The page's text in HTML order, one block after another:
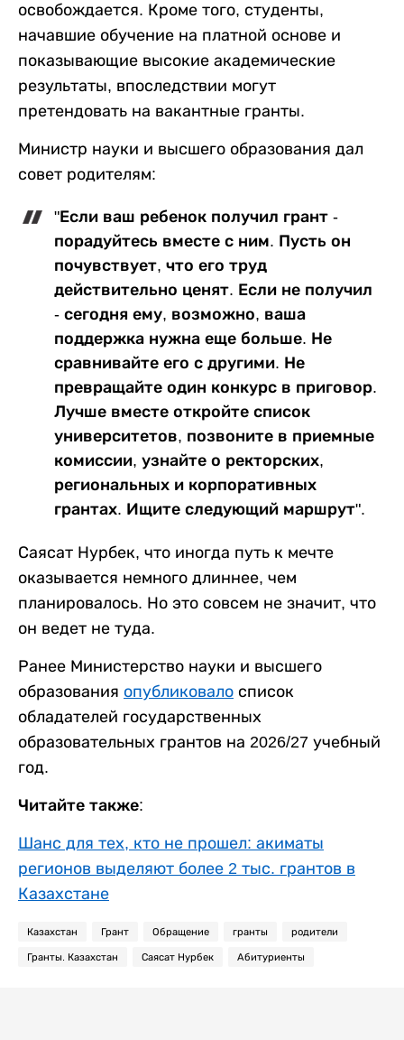
освобождается. Кроме того, студенты,
начавшие обучение на платной основе и
показывающие высокие академические
результаты, впоследствии могут
претендовать на вакантные гранты.
Министр науки и высшего образования дал
совет родителям:
"Если ваш ребенок получил грант -
порадуйтесь вместе с ним. Пусть он
почувствует, что его труд
действительно ценят. Если не получил
- сегодня ему, возможно, ваша
поддержка нужна еще больше. Не
сравнивайте его с другими. Не
превращайте один конкурс в приговор.
Лучше вместе откройте список
университетов, позвоните в приемные
комиссии, узнайте о ректорских,
региональных и корпоративных
грантах. Ищите следующий маршрут".
Саясат Нурбек, что иногда путь к мечте
оказывается немного длиннее, чем
планировалось. Но это совсем не значит, что
он ведет не туда.
Ранее Министерство науки и высшего
образования опубликовало список
обладателей государственных
образовательных грантов на 2026/27 учебный
год.
Читайте также:
Шанс для тех, кто не прошел: акиматы
регионов выделяют более 2 тыс. грантов в
Казахстане
Казахстан Грант Обращение гранты родители
Гранты. Казахстан Саясат Нурбек Абитуриенты